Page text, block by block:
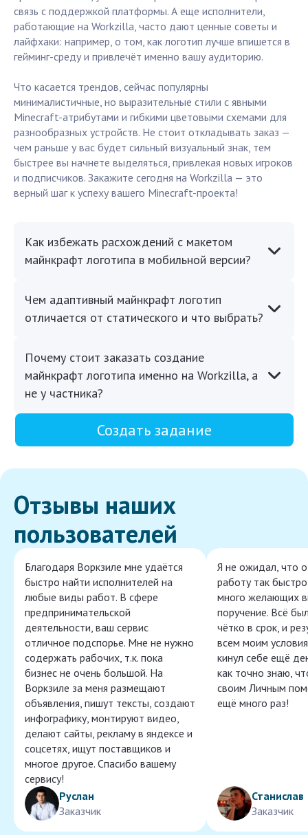
связь с поддержкой платформы. А еще исполнители,
работающие на Workzilla, часто дают ценные советы и
лайфхаки: например, о том, как логотип лучше впишется в
гейминг-среду и привлечёт именно вашу аудиторию.
Что касается трендов, сейчас популярны
минималистичные, но выразительные стили с явными
Minecraft-атрибутами и гибкими цветовыми схемами для
разнообразных устройств. Не стоит откладывать заказ —
чем раньше у вас будет сильный визуальный знак, тем
быстрее вы начнете выделяться, привлекая новых игроков
и подписчиков. Закажите сегодня на Workzilla — это
верный шаг к успеху вашего Minecraft-проекта!
Как избежать расхождений с макетом
майнкрафт логотипа в мобильной версии?
Чем адаптивный майнкрафт логотип
отличается от статического и что выбрать?
Почему стоит заказать создание
майнкрафт логотипа именно на Workzilla, а
не у частника?
Создать задание
Отзывы наших
пользователей
Благодаря Воркзиле мне удаётся
быстро найти исполнителей на
любые виды работ. В сфере
предпринимательской
деятельности, ваш сервис
отличное подспорье. Мне не нужно
содержать рабочих, т.к. пока
бизнес не очень большой. На
Воркзиле за меня размещают
объявления, пишут тексты, создают
инфографику, монтируют видео,
делают сайты, рекламу в яндексе и
соцсетях, ищут поставщиков и
многое другое. Спасибо вашему
сервису!
Руслан
Заказчик
Я не ожидал, что
работу так
много желающих
поручение. Всё
чётко в срок, и
всем моим
кинул себе ещё
как точно знаю,
своим Личным
ещё много раз!
Станислав
Заказчик